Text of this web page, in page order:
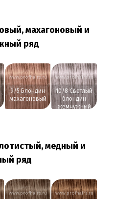
махагоновый и
ряд
www.profhairs.ru
9/5 Блондин
махагоновый
www.profhairs.ru
10/8 Светлый
блондин
жемчужный
медный и
ряд
www.profhairs.ru www.profhairs.ru